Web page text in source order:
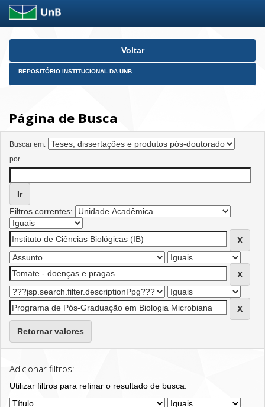
Skip
Voltar
REPOSITÓRIO INSTITUCIONAL DA UNB
Página de Busca
Buscar em:
por
Filtros correntes:
Retornar valores
Adicionar filtros:
Utilizar filtros para refinar o resultado de busca.